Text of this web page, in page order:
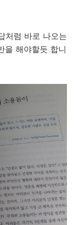
처럼 바로 나오는
을 해야할듯 합니